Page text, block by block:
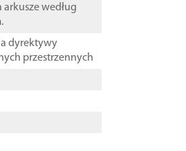
według
dyrektywy
przestrzennych